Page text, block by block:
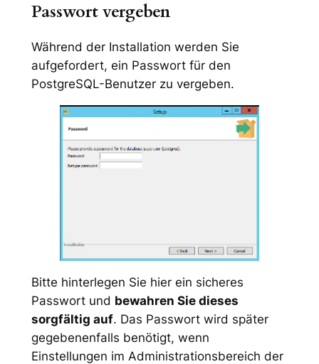
Passwort vergeben
Während der Installation werden Sie
aufgefordert, ein Passwort für den
PostgreSQL-Benutzer zu vergeben.
Bitte hinterlegen Sie hier ein sicheres
Passwort und bewahren Sie dieses
sorgfältig auf. Das Passwort wird später
gegebenenfalls benötigt, wenn
Einstellungen im Administrationsbereich der